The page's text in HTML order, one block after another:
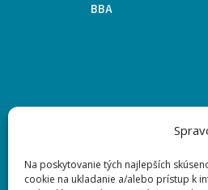
Na poskytovanie tých najlepších
cookie na ukladanie a/alebo prístup k
BBA